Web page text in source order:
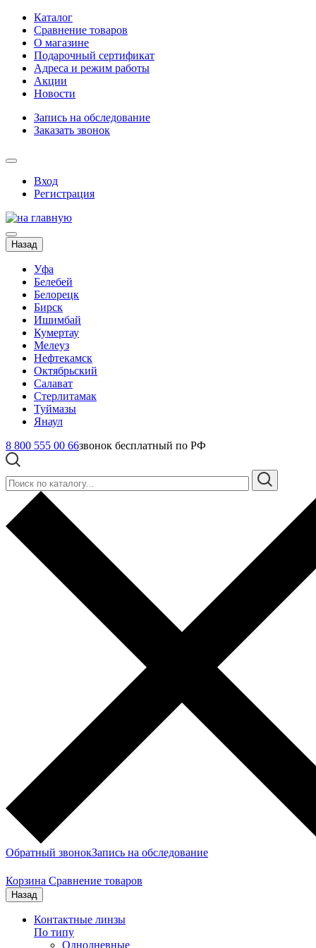
Каталог
Сравнение товаров
О магазине
Подарочный сертификат
Адреса и режим работы
Акции
Новости
Запись на обследование
Заказать звонок
Вход
Регистрация
Назад
Уфа
Белебей
Белорецк
Бирск
Ишимбай
Кумертау
Мелеуз
Нефтекамск
Октябрьский
Салават
Стерлитамак
Туймазы
Янаул
8 800 555 00 66звонок бесплатный по РФ
Обратный звонокЗапись на обследование
Корзина Сравнение товаров
Назад
Контактные линзы
По типу
Однодневные